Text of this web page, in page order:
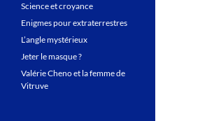
Science et croyance
Enigmes pour extraterrestres
L’angle mystérieux
Jeter le masque ?
Valérie Cheno et la femme de
Vitruve